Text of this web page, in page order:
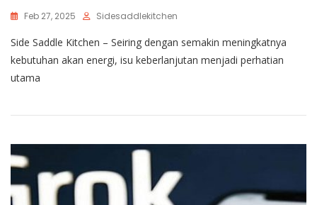
Feb 27, 2025 Sidesaddlekitchen
Side Saddle Kitchen – Seiring dengan semakin meningkatnya
kebutuhan akan energi, isu keberlanjutan menjadi perhatian
utama